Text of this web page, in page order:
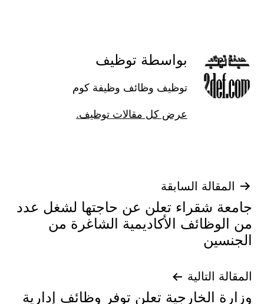
بواسطة توظيف
توظيف وظائف وظيفة كوم
عرض كل مقالات توظيف.
تصفّح
المقالات
المقالة السابقة
جامعة شقراء تعلن عن حاجتها لشغل عدد
من الوظائف الأكاديمية الشاغرة من
الجنسين
المقالة التالية
وزارة الخارجية تعلن توفر وظائف إدارية